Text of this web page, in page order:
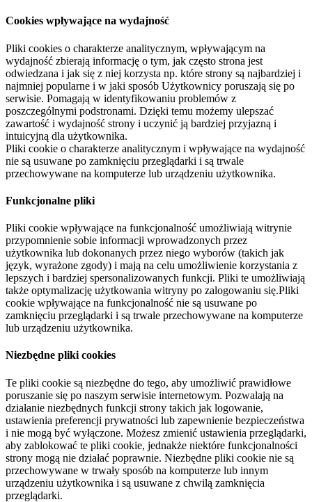
Cookies wpływające na wydajność
Pliki cookies o charakterze analitycznym, wpływającym na
wydajność zbierają informację o tym, jak często strona jest
odwiedzana i jak się z niej korzysta np. które strony są najbardziej i
najmniej popularne i w jaki sposób Użytkownicy poruszają się po
serwisie. Pomagają w identyfikowaniu problemów z
poszczególnymi podstronami. Dzięki temu możemy ulepszać
zawartość i wydajność strony i uczynić ją bardziej przyjazną i
intuicyjną dla użytkownika.
Pliki cookie o charakterze analitycznym i wpływające na wydajność
nie są usuwane po zamknięciu przeglądarki i są trwale
przechowywane na komputerze lub urządzeniu użytkownika.
Funkcjonalne pliki
Pliki cookie wpływające na funkcjonalność umożliwiają witrynie
przypomnienie sobie informacji wprowadzonych przez
użytkownika lub dokonanych przez niego wyborów (takich jak
język, wyrażone zgody) i mają na celu umożliwienie korzystania z
lepszych i bardziej spersonalizowanych funkcji. Pliki te umożliwiają
także optymalizację użytkowania witryny po zalogowaniu się.Pliki
cookie wpływające na funkcjonalność nie są usuwane po
zamknięciu przeglądarki i są trwale przechowywane na komputerze
lub urządzeniu użytkownika.
Niezbędne pliki cookies
Te pliki cookie są niezbędne do tego, aby umożliwić prawidłowe
poruszanie się po naszym serwisie internetowym. Pozwalają na
działanie niezbędnych funkcji strony takich jak logowanie,
ustawienia preferencji prywatności lub zapewnienie bezpieczeństwa
i nie mogą być wyłączone. Możesz zmienić ustawienia przeglądarki,
aby zablokować te pliki cookie, jednakże niektóre funkcjonalności
strony mogą nie działać poprawnie. Niezbędne pliki cookie nie są
przechowywane w trwały sposób na komputerze lub innym
urządzeniu użytkownika i są usuwane z chwilą zamknięcia
przeglądarki.